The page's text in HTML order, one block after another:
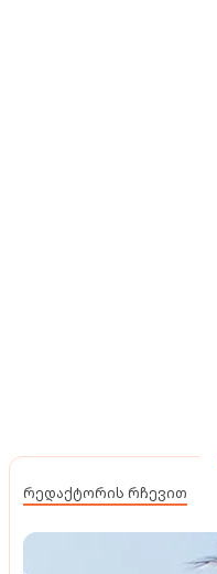
რედაქტორის რჩევით